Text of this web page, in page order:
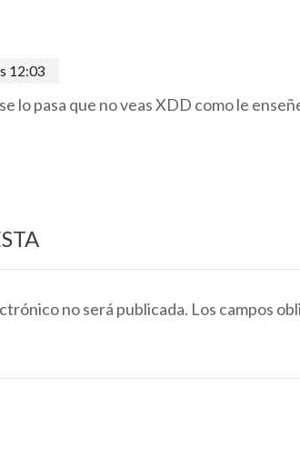
12:03
lo pasa que no veas XDD como le
no será publicada. Los campos